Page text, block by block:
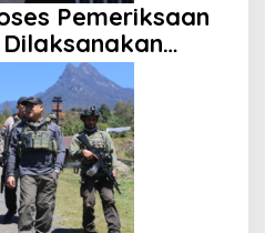
Pemeriksaan
dan Transparan